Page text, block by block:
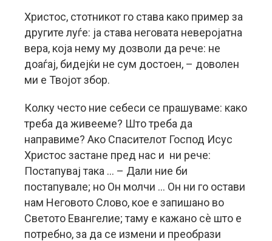
Христос, стотникот го става како пример за
другите луѓе: ја става неговата неверојатна
вера, којa нему му дозволи да рече: не
доаѓај, бидејќи не сум достоен, – доволен
ми е Твојот збор.
Колку често ние себеси се прашуваме: како
треба да живееме? Што треба да
направиме? Ако Спасителот Господ Исус
Христос застане пред нас и ни рече:
Постапувај така … – Дали ние би
постапувале; но Он молчи … Он ни го остави
нам Неговото Слово, кое е запишано во
Светото Евангелие; таму е кажано сѐ што е
потребно, за да се измени и преобрази